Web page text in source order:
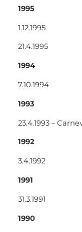
1995
1.12.1995
21.4.1995
1994
7.10.1994
1993
23.4.1993 –
1992
3.4.1992
1991
31.3.1991
1990